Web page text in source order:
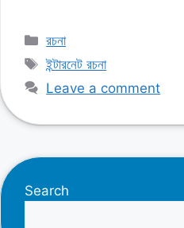
Categories
রচনা
Tags
ইন্টারনেট রচনা
Leave a comment
Search